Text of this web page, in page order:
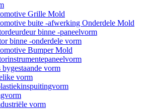
Grille Mold
buite -afwerking Onderdele Mold
binne -paneelvorm
binne -onderdele vorm
Bumper Mold
bygestaande vorm
vorm
vorm